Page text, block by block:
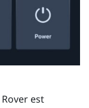
Roverest